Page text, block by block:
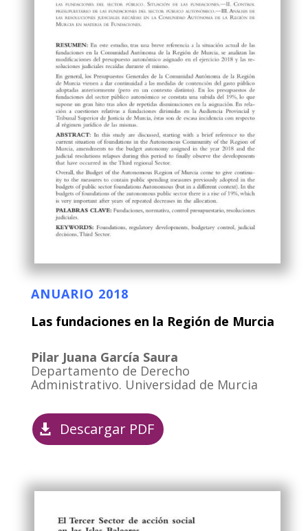
ANUARIO 2018
Las fundaciones en la Región de Murcia
Pilar Juana García Saura
Departamento de Derecho
Administrativo. Universidad de Murcia
Descargar PDF